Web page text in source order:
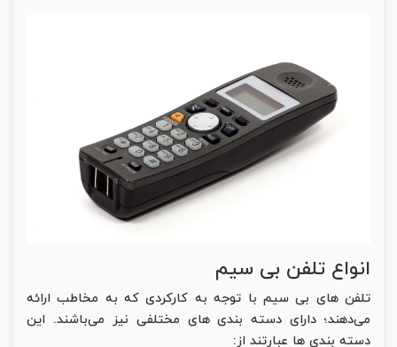
انواع تلفن بی سیم
تلفن های بی سیم با توجه به کارکردی که به مخاطب ارائه
می‌دهند؛ دارای دسته بندی های مختلفی نیز می‌باشند. این
دسته بندی ها عبارتند از: